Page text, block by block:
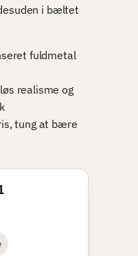
i bæltet
fuldmetal
realisme og
tung at bære